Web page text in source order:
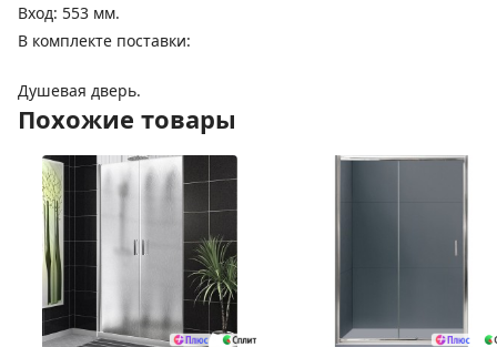
Вход: 553 мм.
В комплекте поставки:
Душевая дверь.
Похожие товары